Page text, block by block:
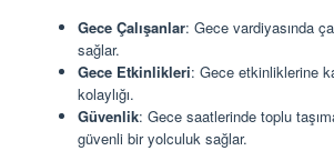
Gece Çalışanlar: Gece vardiyasında
sağlar.
Gece Etkinlikleri: Gece etkinliklerine
kolaylığı.
Güvenlik: Gece saatlerinde toplu
güvenli bir yolculuk sağlar.